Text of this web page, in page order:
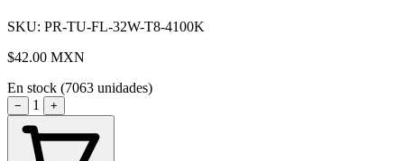
SKU: PR-TU-FL-32W-T8-4100K
$42.00 MXN
En stock (7063 unidades)
− 1 +